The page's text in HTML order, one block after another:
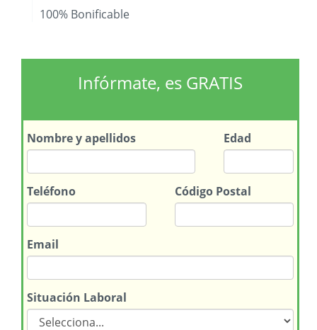
100% Bonificable
Infórmate, es GRATIS
Nombrey apellidos Edad
Teléfono Código Postal
Email
Situación Laboral